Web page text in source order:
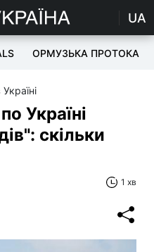
UA
ОРМУЗЬКА ПРОТОКА
Україні
скільки
1 хв